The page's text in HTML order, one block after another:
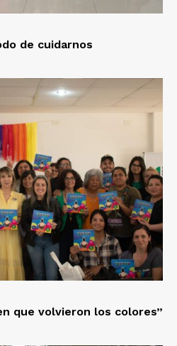
de cuidarnos
que volvieron los colores”